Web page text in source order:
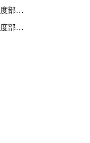
辽宁省朝阳生态环境监测中心2024年度部门决算
辽宁省铁岭生态环境监测中心2024年度部门决算